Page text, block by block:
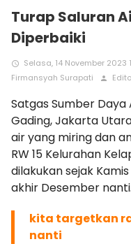
Turap Saluran
Diperbaiki
access_time Selasa, 14 November 2023
Firmansyah Surapati
person
Satgas Sumber
Gading, Jakarta
air yang miring dan
RW 15 Kelurahan
dilakukan sejak
akhir Desember nanti.
kita targetkan
nanti